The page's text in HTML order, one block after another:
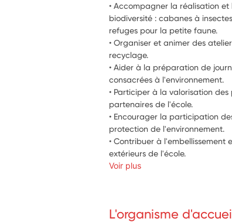
• Accompagner la réalisation
biodiversité : cabanes à
refuges pour la petite faune.
• Organiser et animer des
recyclage.
• Aider à la préparation de
consacrées à l'environnement.
• Participer à la valorisation
partenaires de l'école.
• Encourager la participation
protection de l'environnement.
• Contribuer à
extérieurs de l'école.
Voir plus
L'organisme